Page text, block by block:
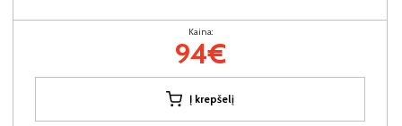
Kaina:
94€
Į krepšelį